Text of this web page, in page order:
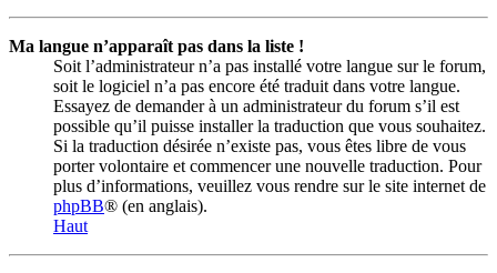
Ma langue n’apparaît pas dans la liste !
Soit l’administrateur n’a pas installé votre langue sur le forum,
soit le logiciel n’a pas encore été traduit dans votre langue.
Essayez de demander à un administrateur du forum s’il est
possible qu’il puisse installer la traduction que vous souhaitez.
Si la traduction désirée n’existe pas, vous êtes libre de vous
porter volontaire et commencer une nouvelle traduction. Pour
plus d’informations, veuillez vous rendre sur le site internet de
phpBB® (en anglais).
Haut